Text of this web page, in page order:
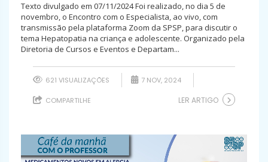
Texto divulgado em 07/11/2024 Foi realizado, no dia 5 de
novembro, o Encontro com o Especialista, ao vivo, com
transmissão pela plataforma Zoom da SPSP, para discutir o
tema Hepatopatia na criança e adolescente. Organizado pela
Diretoria de Cursos e Eventos e Departam...
621 VISUALIZAÇÕES 7 NOV, 2024
COMPARTILHE LER ARTIGO